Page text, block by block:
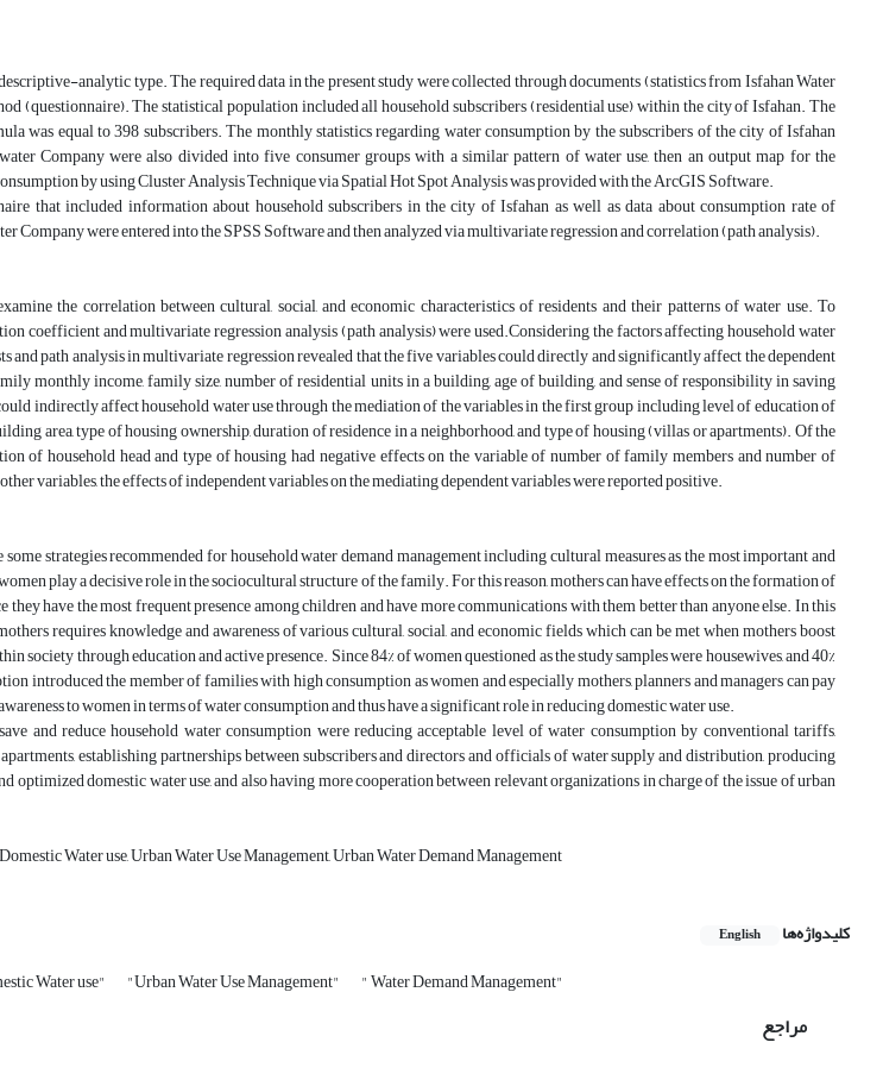
analytic type. The required data in the present study were collected through documents (statistics from Isfahan Water
(questionnaire). The statistical population included all household subscribers (residential use) within the city of Isfahan. The
was equal to 398 subscribers. The monthly statistics regarding water consumption by the subscribers of the city of Isfahan
Company were also divided into five consumer groups with a similar pattern of water use, then an output map for the
by using Cluster Analysis Technique via Spatial Hot Spot Analysis was provided with the ArcGIS Software.
that included information about household subscribers in the city of Isfahan as well as data about consumption rate of
Company were entered into the SPSS Software and then analyzed via multivariate regression and correlation (path analysis).
the correlation between cultural, social, and economic characteristics of residents and their patterns of water use. To
coefficient and multivariate regression analysis (path analysis) were used.Considering the factors affecting household water
and path analysis in multivariate regression revealed that the five variables could directly and significantly affect the dependent
monthly income, family size, number of residential units in a building, age of building, and sense of responsibility in saving
indirectly affect household water use through the mediation of the variables in the first group including level of education of
area, type of housing ownership, duration of residence in a neighborhood, and type of housing (villas or apartments). Of the
of household head and type of housing had negative effects on the variable of number of family members and number of
variables, the effects of independent variables on the mediating dependent variables were reported positive.
some strategies recommended for household water demand management including cultural measures as the most important and
play a decisive role in the sociocultural structure of the family. For this reason, mothers can have effects on the formation of
they have the most frequent presence among children and have more communications with them better than anyone else. In this
requires knowledge and awareness of various cultural, social, and economic fields which can be met when mothers boost
society through education and active presence. Since 84% of women questioned as the study samples were housewives, and 40%
introduced the member of families with high consumption as women and especially mothers, planners and managers can pay
to women in terms of water consumption and thus have a significant role in reducing domestic water use.
and reduce household water consumption were reducing acceptable level of water consumption by conventional tariffs,
establishing partnerships between subscribers and directors and officials of water supply and distribution, producing
optimized domestic water use, and also having more cooperation between relevant organizations in charge of the issue of urban
Water use, Urban Water Use Management, Urban Water Demand Management
کلیدواژه‌ها English
Water use" "Urban Water Use Management" " Water Demand Management"
مراجع